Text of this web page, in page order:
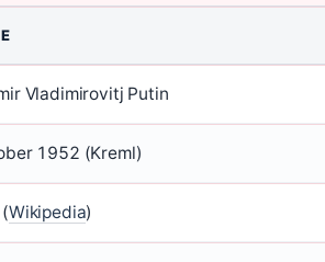
Vladimirovitj Putin
1952 (Kreml)
Wikipedia)